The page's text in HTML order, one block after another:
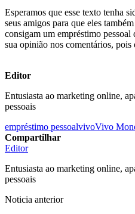
Esperamos que esse texto tenha
seus amigos para que eles
consigam um empréstimo
sua opinião nos comentários,
Editor
Entusiasta ao marketing online,
pessoais
empréstimo pessoalvivoVivo
Compartilhar
Editor
Entusiasta ao marketing online,
pessoais
Noticia anterior